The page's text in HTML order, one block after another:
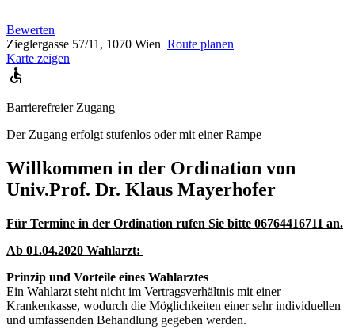
Bewerten
Zieglergasse 57/11, 1070 Wien Route planen
Karte zeigen
Barrierefreier Zugang
Der Zugang erfolgt stufenlos oder mit einer Rampe
Willkommen in der Ordination von
Univ.Prof. Dr. Klaus Mayerhofer
Für Termine in der Ordination rufen Sie bitte 06764416711 an.
Ab 01.04.2020 Wahlarzt:
Prinzip und Vorteile eines Wahlarztes
Ein Wahlarzt steht nicht im Vertragsverhältnis mit einer
Krankenkasse, wodurch die Möglichkeiten einer sehr individuellen
und umfassenden Behandlung gegeben werden.